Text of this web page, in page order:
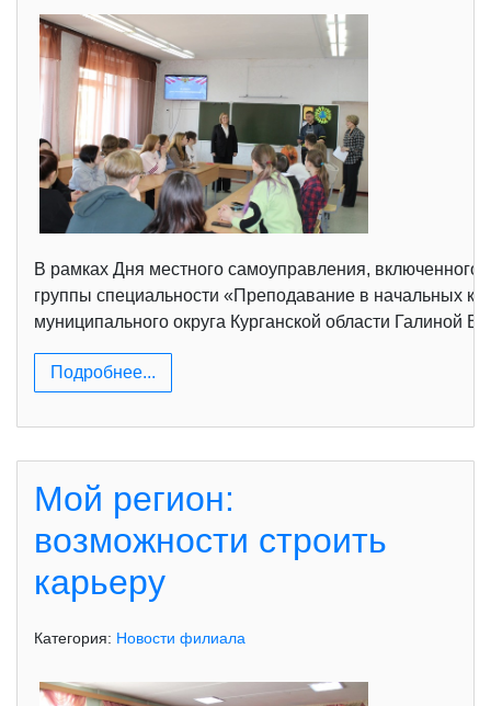
В рамках Дня местного самоуправления,
группы специальности «Преподавание в начальных
муниципального округа Курганской области Галиной
Подробнее...
Мой регион:
возможности строить
карьеру
Категория: Новости филиала